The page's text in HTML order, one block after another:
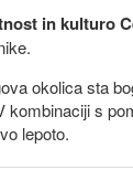
in kulturo
okolica sta
kombinaciji s
lepoto.